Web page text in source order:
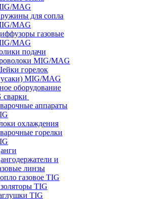
MAG
для сопла
MAG
газовые
MAG
подачи
MIG/MAG
горелок
MIG/MAG
оборудование
сварки
аппараты
охлаждения
горелки
и
линзы
газовое TIG
TIG
TIG